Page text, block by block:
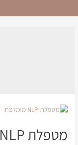
מטפלת NLP מומלצת